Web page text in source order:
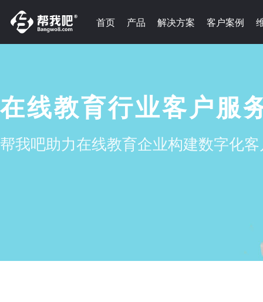
首页 产品 解决方案 客户案例
在线教育行业客户服
帮我吧助力在线教育企业构建数字化